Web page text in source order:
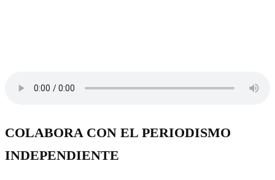
COLABORA CON EL PERIODISMO
INDEPENDIENTE